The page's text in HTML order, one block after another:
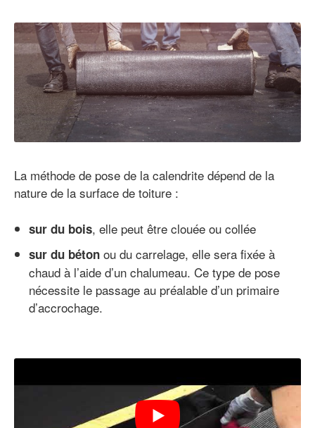
La méthode de pose de la calendrite dépend de la
nature de la surface de toiture :
sur du bois, elle peut être clouée ou collée
sur du béton ou du carrelage, elle sera fixée à
chaud à l’aide d’un chalumeau. Ce type de pose
nécessite le passage au préalable d’un primaire
d’accrochage.